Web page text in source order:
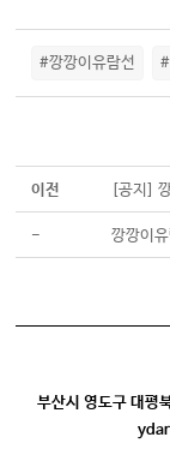
#깡깡이유람선
이전 [공지]
- 깡깡이
부산시 영도구 대